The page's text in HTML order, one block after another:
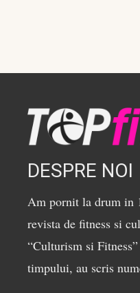
DESPRE NOI
Am pornit la drum in
revista de fitness si
“Culturism si
timpului, au scris